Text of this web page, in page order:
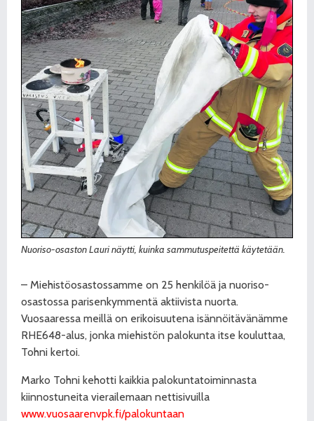
Nuoriso-osaston Lauri näytti, kuinka sammutuspeitettä käytetään.
– Miehistöosastossamme on 25 henkilöä ja nuoriso-
osastossa parisenkymmentä aktiivista nuorta.
Vuosaaressa meillä on erikoisuutena isännöitävänämme
RHE648-alus, jonka miehistön palokunta itse kouluttaa,
Tohni kertoi.
Marko Tohni kehotti kaikkia palokuntatoiminnasta
kiinnostuneita vierailemaan nettisivuilla
www.vuosaarenvpk.fi/palokuntaan